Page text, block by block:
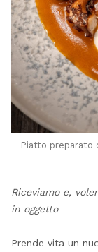
Piatto preparato
Riceviamo e,
in oggetto
Prende vita un